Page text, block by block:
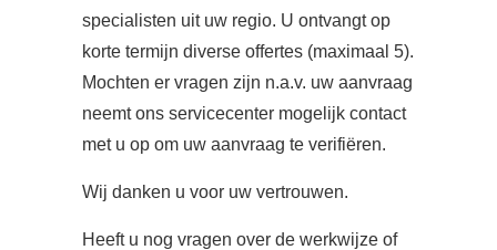
specialisten uit uw regio. U ontvangt op
korte termijn diverse offertes (maximaal 5).
Mochten er vragen zijn n.a.v. uw aanvraag
neemt ons servicecenter mogelijk contact
met u op om uw aanvraag te verifiëren.
Wij danken u voor uw vertrouwen.
Heeft u nog vragen over de werkwijze of